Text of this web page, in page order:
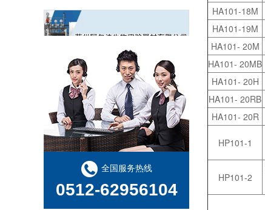
HA101-18M
HA101-19M
HA101- 20M
HA101- 20MB
HA101- 20H
HA101- 20RB
HA101- 20R
HP101-1
HP101-2
抗体生产中常用的实验室仪器实验试剂实验耗材一览表
常用的实验室仪器设备的英文名称及缩写
全国服务热线
0512-62956104